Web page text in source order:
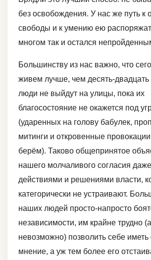
без освобождения. У нас же путь к
свободы и к умению ею
многом так и остался
Большинству из нас важно, что
живем лучше, чем десять-двадцать
люди не выйдут на улицы, пока их
благосостояние не окажется под
(ударенных на голову бабулек,
митинги и откровенные
берём). Таково общепринятое
нашего молчаливого согласия
действиями и решениями власти,
категорически не устраивают.
наших людей просто-напросто
независимости, им крайне трудно
невозможно) позволить себе иметь
мнение, а уж тем более его